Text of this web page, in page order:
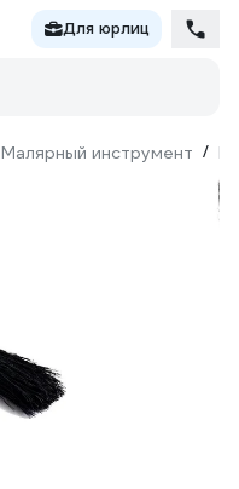
Для юрлиц
Малярный инструмент /